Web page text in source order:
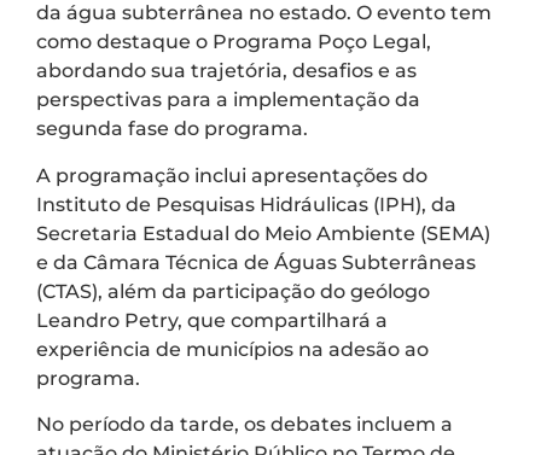
da água subterrânea no estado. O evento tem
como destaque o Programa Poço Legal,
abordando sua trajetória, desafios e as
perspectivas para a implementação da
segunda fase do programa.
A programação inclui apresentações do
Instituto de Pesquisas Hidráulicas (IPH), da
Secretaria Estadual do Meio Ambiente (SEMA)
e da Câmara Técnica de Águas Subterrâneas
(CTAS), além da participação do geólogo
Leandro Petry, que compartilhará a
experiência de municípios na adesão ao
programa.
No período da tarde, os debates incluem a